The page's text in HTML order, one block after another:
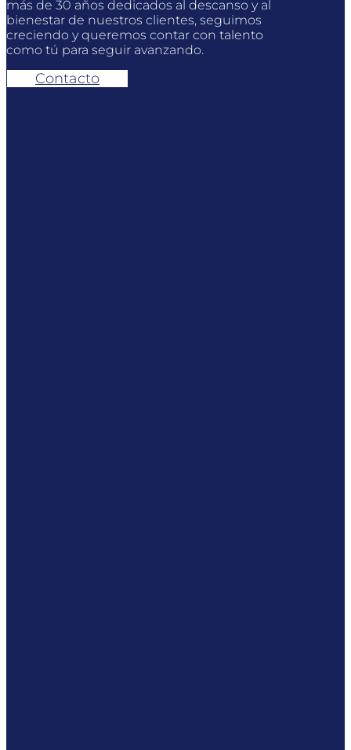
más de 30 años dedicados al descanso y al
bienestar de nuestros clientes, seguimos
creciendo y queremos contar con talento
como tú para seguir avanzando.
Contacto